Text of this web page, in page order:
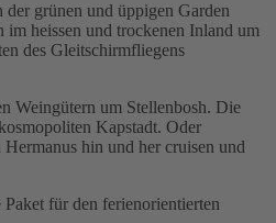
der grünen und üppigen Garden
im heissen und trockenen Inland um
des Gleitschirmfliegens
Weingütern um Stellenbosh. Die
Kapstadt. Oder
hin und her cruisen und
für den ferienorientierten